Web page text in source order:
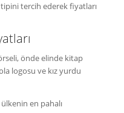
tercih ederek fiyatları
en pahalı